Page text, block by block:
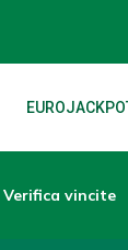
Verifica vincite